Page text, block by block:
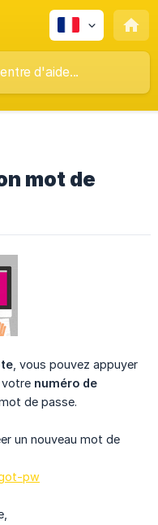
mot de
, vous pouvez appuyer
votre numéro de
de passe.
un nouveau mot de
pw